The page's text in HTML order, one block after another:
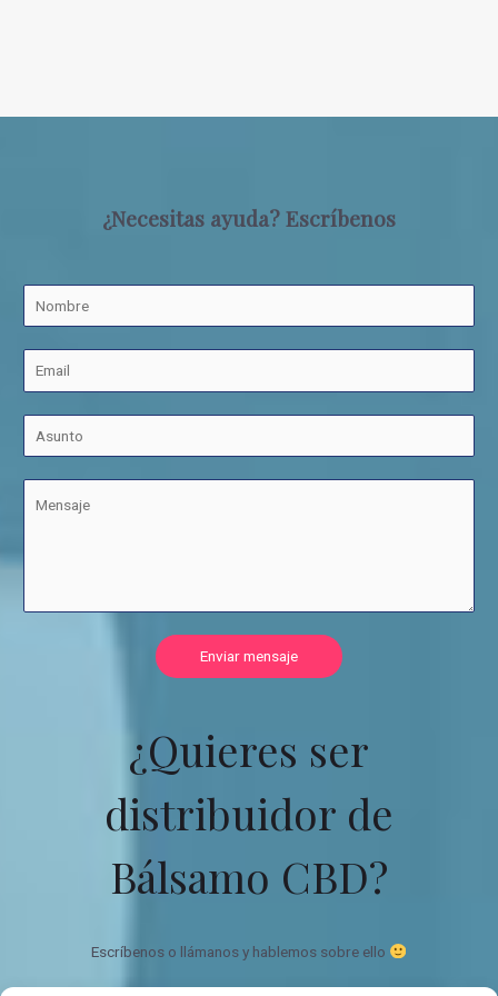
¿Necesitas ayuda? Escríbenos
Enviar mensaje
¿Quieres ser
distribuidor de
Bálsamo CBD?
Escríbenos o llámanos y hablemos sobre ello